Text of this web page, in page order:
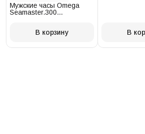
Мужские часы Omega
Seamaster.300
В корзину
В